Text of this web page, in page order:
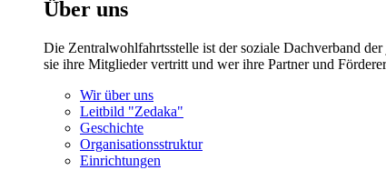
Über uns
Die Zentralwohlfahrtsstelle ist der soziale Dachverband
sie ihre Mitglieder vertritt und wer ihre Partner und
Wir über uns
Leitbild "Zedaka"
Geschichte
Organisationsstruktur
Einrichtungen